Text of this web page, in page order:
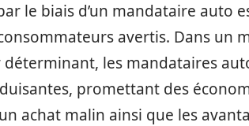
le biais d’un mandataire auto
avertis. Dans un
les mandataires
promettant des
achat malin ainsi que les